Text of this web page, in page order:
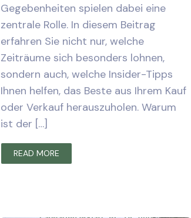
Gegebenheiten spielen dabei eine
zentrale Rolle. In diesem Beitrag
erfahren Sie nicht nur, welche
Zeiträume sich besonders lohnen,
sondern auch, welche Insider-Tipps
Ihnen helfen, das Beste aus Ihrem Kauf
oder Verkauf herauszuholen. Warum
ist der […]
READ MORE